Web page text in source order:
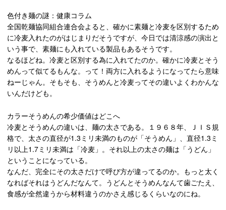
色付き麺の謎：健康コラム
全国乾麺協同組合連合会よると、確かに素麺と冷麦を区別するため
に冷麦入れたのがはじまりだそうですが、今日では清涼感の演出と
いう事で、素麺にも入れている製品もあるそうです。
なるほどね。冷麦と区別する為に入れてたのか。確かに冷麦とそう
めんって似てるもんな。って！両方に入れるようになってたら意味
ねーじゃん。そもそも、そうめんと冷麦ってその違いよくわかんな
いんだけども。
カラーそうめんの希少価値はどこへ
冷麦とそうめんの違いは、麺の太さである。１９６８年、ＪＩＳ規
格で、太さの直径が1.3ミリ未満のものが「そうめん」、直径1.3ミ
リ以上1.7ミリ未満は「冷麦」。それ以上の太さの麺は「うどん」
ということになっている。
なんだ、完全にその太さだけで呼び方が違ってるのか。もっと太く
なればそれはうどんだなんて。うどんとそうめんなんて歯ごたえ、
食感が全然違うから材料違うのかさえ感じるくらいなのにね。